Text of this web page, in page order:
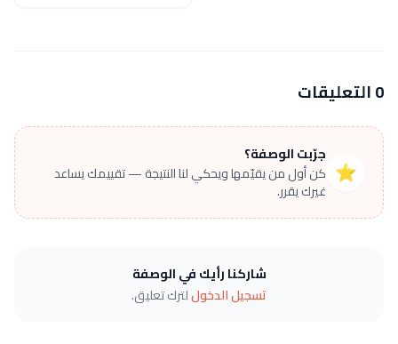
0 التعليقات
⭐
جرّبت الوصفة؟
كن أول من يقيّمها ويحكي لنا النتيجة — تقييمك يساعد
غيرك يقرر.
شاركنا رأيك في الوصفة
تسجيل الدخوللترك تعليق.